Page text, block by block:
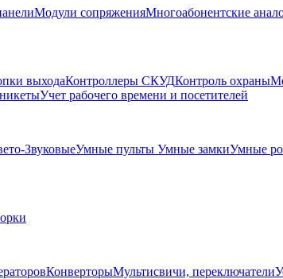
Модули сопряженияМногоабонентские
выходаКонтроллеры СКУДКонтроль охраны
Учет рабочего времени и посетителей
ЗвуковыеУмные пульты Умные замкиУмные
КонверторыМультисвичи, переключатели